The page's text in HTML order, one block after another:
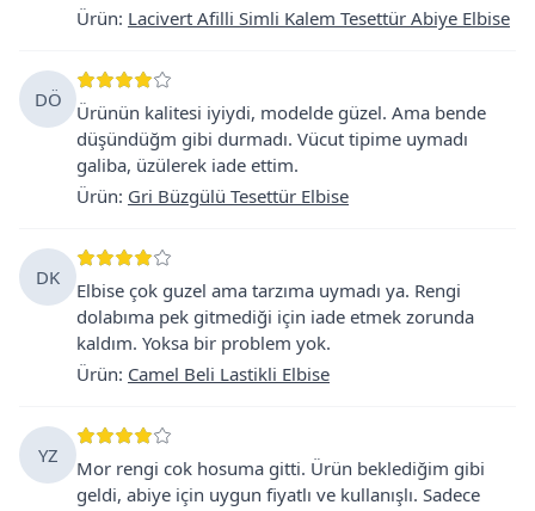
Ürün: Lacivert Afilli Simli Kalem Tesettür Abiye Elbise
DÖ
Ürünün kalitesi iyiydi, modelde güzel. Ama bende
düşündüğm gibi durmadı. Vücut tipime uymadı
galiba, üzülerek iade ettim.
Ürün: Gri Büzgülü Tesettür Elbise
DK
Elbise çok guzel ama tarzıma uymadı ya. Rengi
dolabıma pek gitmediği için iade etmek zorunda
kaldım. Yoksa bir problem yok.
Ürün: Camel Beli Lastikli Elbise
YZ
Mor rengi cok hosuma gitti. Ürün beklediğim gibi
geldi, abiye için uygun fiyatlı ve kullanışlı. Sadece